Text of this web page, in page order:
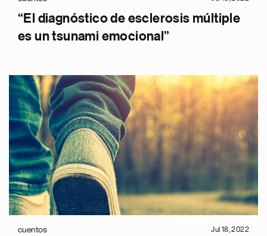
“El diagnóstico de esclerosis múltiple
es un tsunami emocional”
cuentos Jul 18, 2022